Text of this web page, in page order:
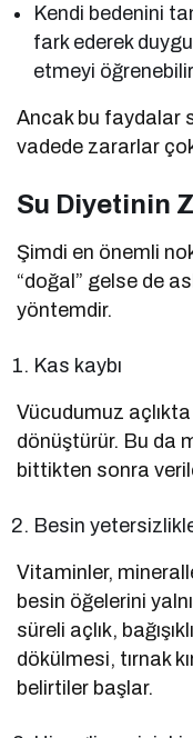
Kendi bedenini
fark ederek
etmeyi
Ancak bu faydalar
vadede zararlar
Su Diyetinin
Şimdi en önemli
“doğal” gelse de
yöntemdir.
Kas kaybı
Vücudumuz
dönüştürür. Bu da
bittikten sonra
Besin
Vitaminler,
besin öğelerini
süreli açlık,
dökülmesi, tırnak
belirtiler başlar.